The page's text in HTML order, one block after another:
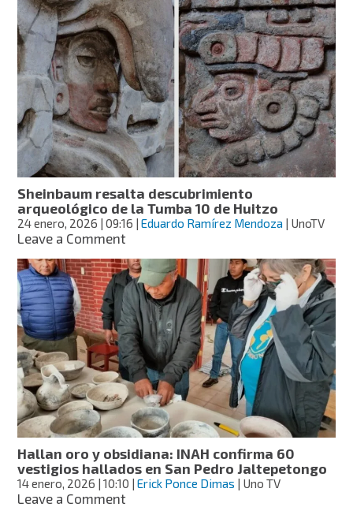
restituye
por
primera
vez
piezas
arqueológicas
a
México
Sheinbaum resalta descubrimiento
arqueológico de la Tumba 10 de Huitzo
24 enero, 2026 | 09:16 |Eduardo Ramírez Mendoza | UnoTV
Leave a Commenton
resalta
descubrimiento
arqueológico
de
la
Tumba
10
de
Huitzo
Hallan oro y obsidiana: INAH confirma 60
vestigios hallados en San Pedro Jaltepetongo
14 enero, 2026 | 10:10 |Erick Ponce Dimas | Uno TV
Leave a Commenton